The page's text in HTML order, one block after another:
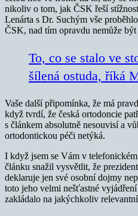
nikoliv o tom, jak ČSK řeší
Lenárta s Dr. Suchým vše
ČSK, nad tím opravdu nemůže být
To, co se stalo ve
šílená ostuda, říká
Vaše další připomínka, že má
když tvrdí, že česká ortodoncie
s článkem absolutně nesouvisí a
ortodontickou péči netýká.
I když jsem se Vám v
článku snažil vysvětlit, že
deklaruje jen své osobní dojmy
toto jeho velmi nešťastné
zakládalo na jakýchkoliv